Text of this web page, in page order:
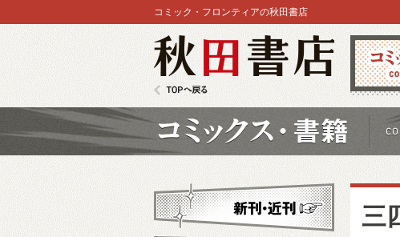
コミック
コミック・フロンティアの秋田書店
三